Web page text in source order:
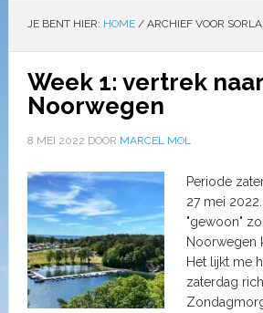
JE BENT HIER: HOME /ARCHIEF VOOR
Week 1: vertrek naar
Noorwegen
8 MEI 2022 DOOR MARCEL MOL
Periode
27 mei
"gewoon"
Noorwegen
Het lijkt me
zaterdag